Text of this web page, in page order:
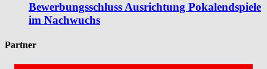
Bewerbungsschluss Ausrichtung Pokalendspiele
im Nachwuchs
Partner